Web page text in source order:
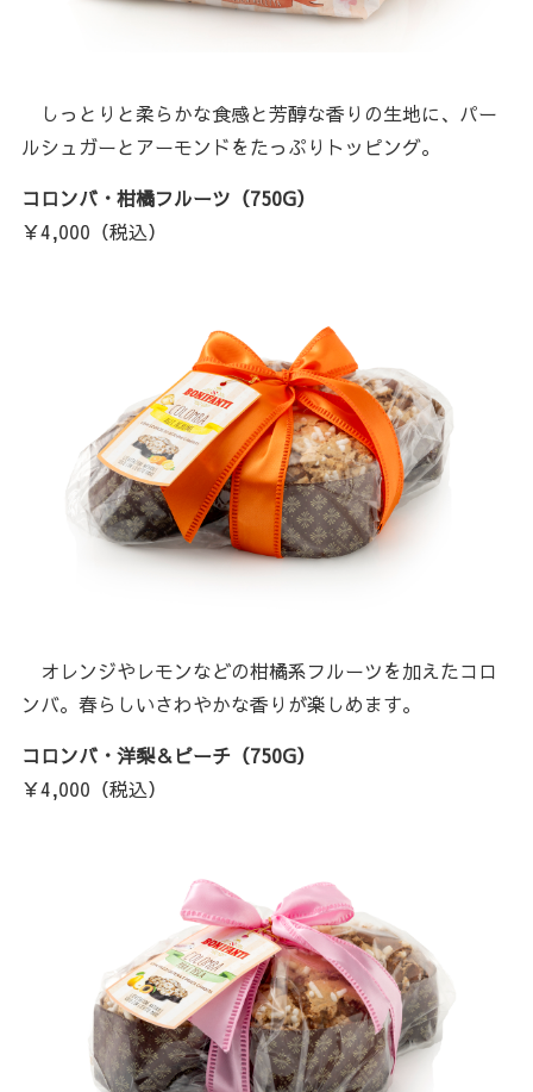
しっとりと柔らかな食感と芳醇な香りの生地に、パー
ルシュガーとアーモンドをたっぷりトッピング。
コロンバ・柑橘フルーツ（750G）
￥4,000（税込）
オレンジやレモンなどの柑橘系フルーツを加えたコロ
ンバ。春らしいさわやかな香りが楽しめます。
コロンバ・洋梨＆ピーチ（750G）
￥4,000（税込）